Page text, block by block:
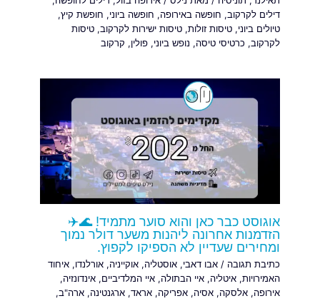
דילים לקרקוב, חופשה באירופה, חופשה ביוני, חופשת קיץ,
טיולים ביוני,טיסות זולות,טיסות ישירות לקרקוב,טיסות
לקרקוב, כרטיסי טיסה, נופש ביוני,פולין, קרקוב
אוגוסט כבר כאן והוא סוער מתמיד! 🌊✈️
הזדמנות אחרונה ליהנות משער דולר נמוך
ומחירים שעדיין לא הספיקו לקפוץ.
כתיבת תגובה /אבו דאבי,אוסטליה,אוקייניה,אורלנדו,איחוד
האמירויות,איטליה,איי הבתולה,איי המלדיביים,אינדונזיה,
אירופה,אלסקה,אסיה,אפריקה,אראד,ארגנטינה,ארה"ב,